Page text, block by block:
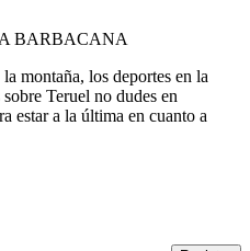
BARBACANA
montaña, los deportes en la
Teruel no dudes en
estar a la última en cuanto a